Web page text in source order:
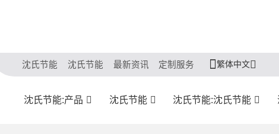
沈氏节能 沈氏节能 最新资讯 定制服务 繁体中文
沈氏节能:产品 沈氏节能 沈氏节能:沈氏节能